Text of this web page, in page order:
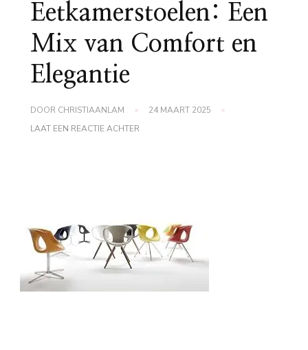
Eetkamerstoelen: Een
Mix van Comfort en
Elegantie
DOOR CHRISTIAANLAM
24 MAART 2025
LAAT EEN REACTIE ACHTER
EN
ELEGANTIE